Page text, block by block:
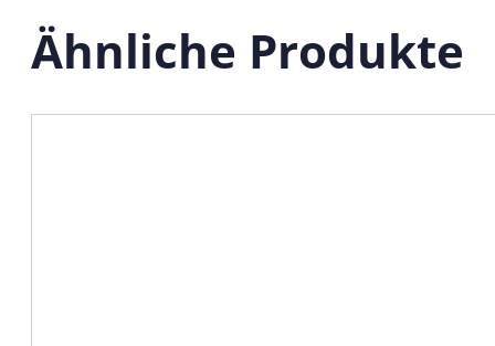
Ähnliche Produkte